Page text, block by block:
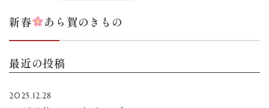
新春 あら賀のきもの
最近の投稿
2025.12.28